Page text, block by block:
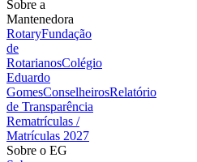
Sobre a
Mantenedora
RotaryFundação
de
RotarianosColégio
Eduardo
GomesConselheirosRelatório
de Transparência
Rematrículas /
Matrículas 2027
Sobre o EG